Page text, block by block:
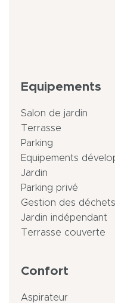
Equipements
Salon de jardin
Terrasse
Parking
Equipements
Jardin
Parking privé
Gestion des déchets
Jardin indépendant
Terrasse couverte
Confort
Aspirateur